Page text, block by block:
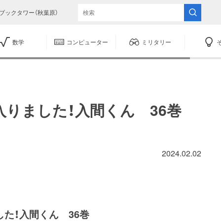
ブックタワー（秋葉原）
数学 コンピューター ミリタリー
りました！入間くん 36巻
2024.02.02
た！入間くん 36巻